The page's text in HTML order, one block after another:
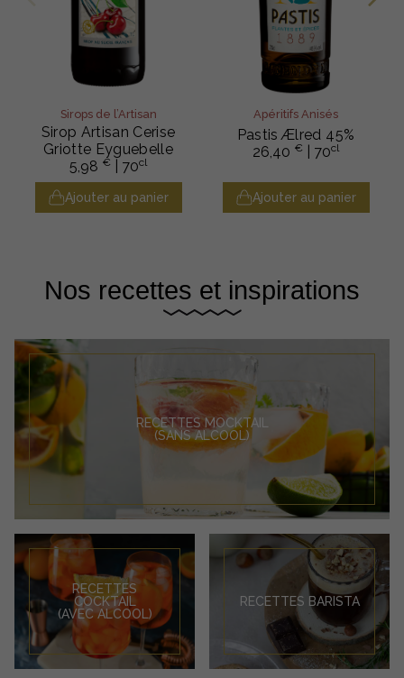
Sirops de l’Artisan
Sirop Artisan Cerise
Griotte Eyguebelle
5,98 € | 70cl
Ajouter au panier
Apéritifs Anisés
Pastis Ælred 45%
26,40 € | 70cl
Ajouter au panier
Nos recettes et inspirations
RECETTES MOCKTAIL
(SANS ALCOOL)
RECETTES
COCKTAIL
(AVEC ALCOOL)
RECETTES BARISTA